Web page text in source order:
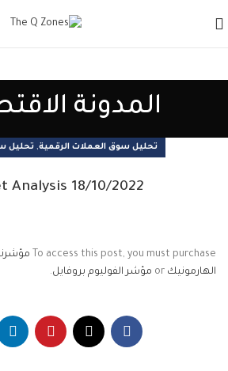
المدونة
تحليل سوق العملات الرقمية,تحليل
Analysis 18/10/2022
To access this post, you must purchase
الهارمونيك
مؤشر الفوليوم بروفايل.